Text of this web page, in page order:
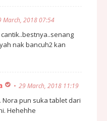
March, 2018 07:54
nak bancuh2 kan
29 March, 2018 11:19
Nora pun suka tablet dari
Hehehhe